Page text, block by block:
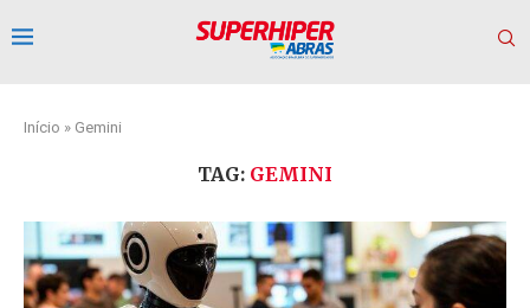
Início » Gemini
TAG: GEMINI